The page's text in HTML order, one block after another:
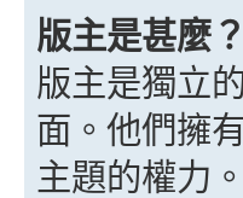
版主是甚麼？
版主是獨立
面。他們擁
主題的權力